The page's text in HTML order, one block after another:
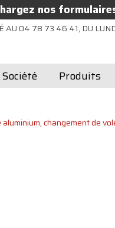
nos
AU 04 78 73 46 41, DU
Société Produits
aluminium, changement de